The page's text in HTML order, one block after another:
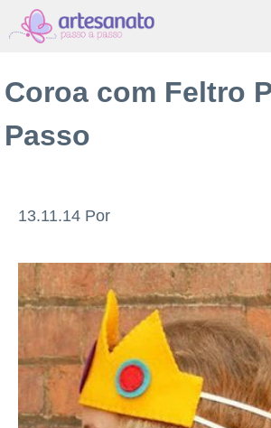
Pular
para
conteúdo
Coroa com Feltro
Passo
13.11.14 Por